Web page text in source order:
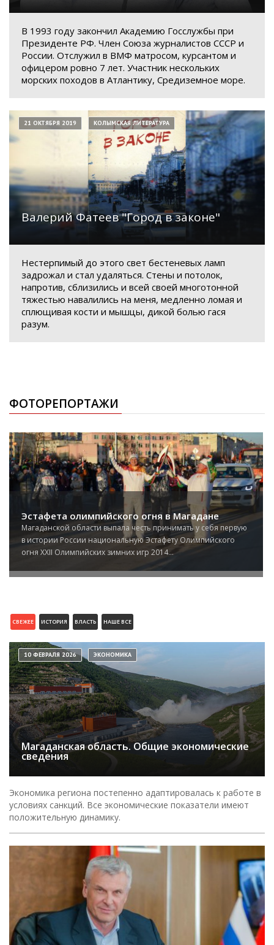
В 1993 году закончил Академию Госслужбы при
Президенте РФ. Член Союза журналистов СССР и
России. Отслужил в ВМФ матросом, курсантом и
офицером ровно 7 лет. Участник нескольких
морских походов в Атлантику, Средиземное море.
Валерий Фатеев "Город в законе"
21 ОКТЯБРЯ 2019 КОЛЫМСКАЯ ЛИТЕРАТУРА
Нестерпимый до этого свет бестеневых ламп
задрожал и стал удаляться. Стены и потолок,
напротив, сблизились и всей своей многотонной
тяжестью навалились на меня, медленно ломая и
сплющивая кости и мышцы, дикой болью гася
разум.
ФОТОРЕПОРТАЖИ
Эстафета олимпийского огня в Магадане
Магаданской области выпала честь принимать у себя первую
в истории России национальную Эстафету Олимпийского
огня XXII Олимпийских зимних игр 2014...
СВЕЖЕЕ ИСТОРИЯ ВЛАСТЬ НАШЕ ВСЕ
Магаданская область. Общие экономические
сведения
10 ФЕВРАЛЯ 2026 ЭКОНОМИКА
Экономика региона постепенно адаптировалась к работе в
условиях санкций. Все экономические показатели имеют
положительную динамику.